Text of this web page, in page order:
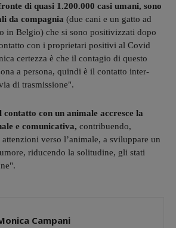
di quasi 1.200.000 casi umani, sono
da compagnia (due cani e un gatto ad
in Belgio) che si sono positivizzati dopo
con i proprietari positivi al Covid
certezza è che il contagio di questo
a persona, quindi è il contatto inter-
di trasmissione".
con un animale accresce la
e comunicativa, contribuendo,
verso l’animale, a sviluppare un
riducendo la solitudine, gli stati
Campani